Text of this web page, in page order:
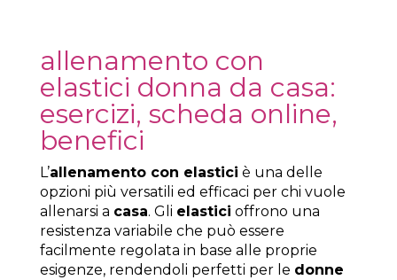
allenamento con
elastici donna da casa:
esercizi, scheda online,
benefici
L’allenamento con elastici è una delle
opzioni più versatili ed efficaci per chi vuole
allenarsi a casa. Gli elastici offrono una
resistenza variabile che può essere
facilmente regolata in base alle proprie
esigenze, rendendoli perfetti per le donne